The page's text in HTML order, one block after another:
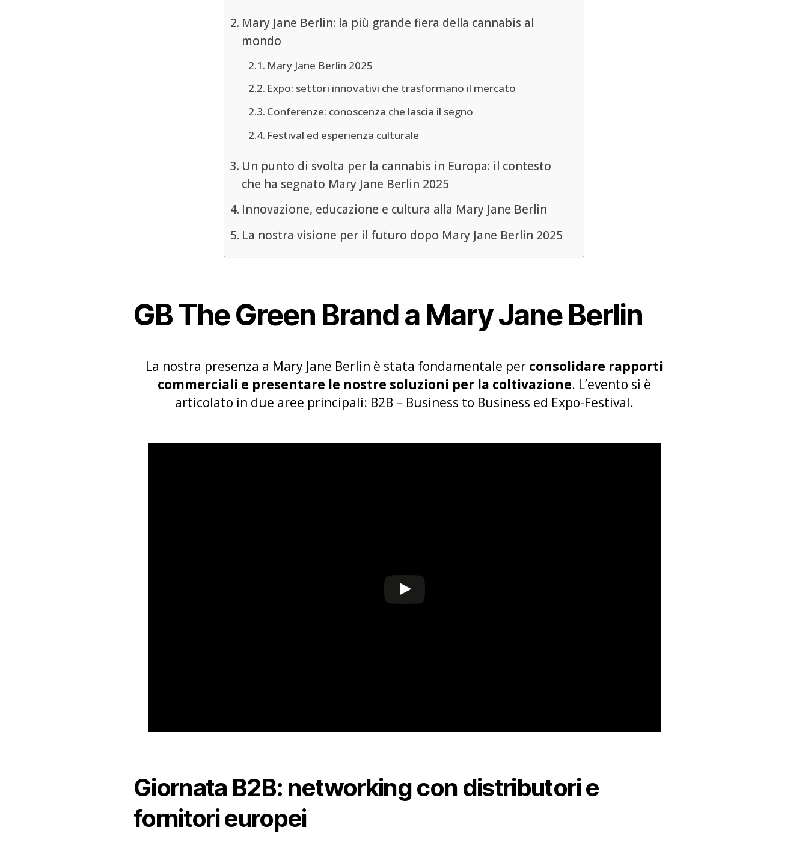
Mary Jane Berlin: la più grande fiera della cannabis al
mondo
Mary Jane Berlin 2025
Expo: settori innovativi che trasformano il mercato
Conferenze: conoscenza che lascia il segno
Festival ed esperienza culturale
Un punto di svolta per la cannabis in Europa: il contesto
che ha segnato Mary Jane Berlin 2025
Innovazione, educazione e cultura alla Mary Jane Berlin
La nostra visione per il futuro dopo Mary Jane Berlin 2025
GB The Green Brand a Mary Jane Berlin
La nostra presenza a Mary Jane Berlin è stata fondamentale per consolidare rapporti
commerciali e presentare le nostre soluzioni per la coltivazione. L’evento si è
articolato in due aree principali: B2B – Business to Business ed Expo-Festival.
Giornata B2B: networking con distributori e
fornitori europei